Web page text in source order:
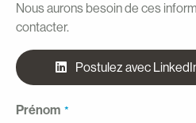
Nous aurons besoin de ces
contacter.
Postulez avec
Prénom